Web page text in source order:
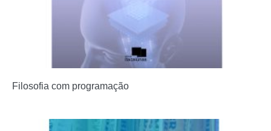
Filosofia com programação